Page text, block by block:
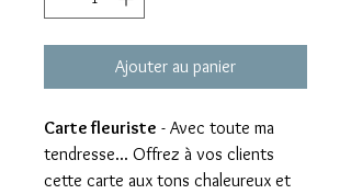
Ajouter au panier
Carte fleuriste - Avec toute ma
tendresse... Offrez à vos clients
cette carte aux tons chaleureux et